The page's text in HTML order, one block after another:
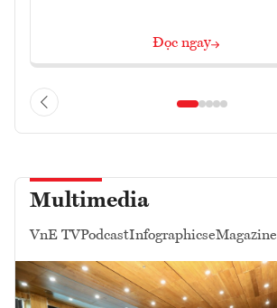
Đọc ngay
Multimedia
VnE TVPodcastInfographicseMagazine